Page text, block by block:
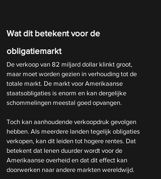
Wat dit betekent voor de
obligatiemarkt
De verkoop van 82 miljard dollar klinkt groot,
maar moet worden gezien in verhouding tot de
totale markt. De markt voor Amerikaanse
staatsobligaties is enorm en kan dergelijke
schommelingen meestal goed opvangen.
Toch kan aanhoudende verkoopdruk gevolgen
hebben. Als meerdere landen tegelijk obligaties
verkopen, kan dit leiden tot hogere rentes. Dat
betekent dat lenen duurder wordt voor de
Amerikaanse overheid en dat dit effect kan
doorwerken naar andere markten wereldwijd.